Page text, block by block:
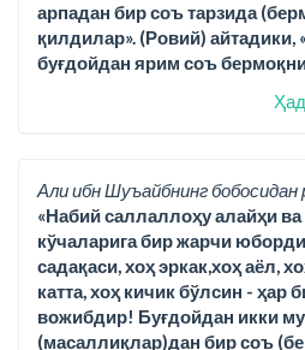
арпадан бир соъ тарзида
қилдилар». (Ровий)
буғдойдан ярим соъ
Али ибн Шуъайбнинг бобосидан
«Набий саллаллоҳу алайҳи
кўчаларига бир жарчи
садақаси, хоҳ эркак,хоҳ аёл,
катта, хоҳ кичик бўлсин - ҳар
вожибдир! Буғдойдан икки
(масаллиқлар)дан бир соъ